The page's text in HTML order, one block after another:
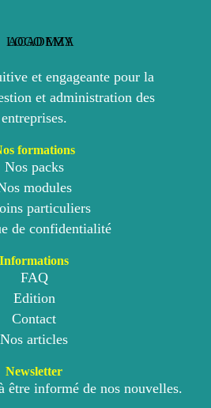
et engageante pour la
et administration des
entreprises.
formations
Nos packs
modules
particuliers
de confidentialité
Informations
FAQ
Edition
Contact
Nos articles
Newsletter
être informé de nos nouvelles.